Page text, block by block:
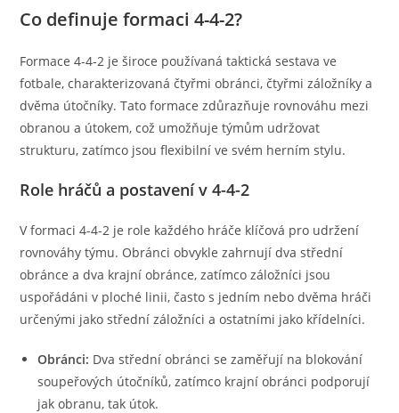
Co definuje formaci 4-4-2?
Formace 4-4-2 je široce používaná taktická sestava ve
fotbale, charakterizovaná čtyřmi obránci, čtyřmi záložníky a
dvěma útočníky. Tato formace zdůrazňuje rovnováhu mezi
obranou a útokem, což umožňuje týmům udržovat
strukturu, zatímco jsou flexibilní ve svém herním stylu.
Role hráčů a postavení v 4-4-2
V formaci 4-4-2 je role každého hráče klíčová pro udržení
rovnováhy týmu. Obránci obvykle zahrnují dva střední
obránce a dva krajní obránce, zatímco záložníci jsou
uspořádáni v ploché linii, často s jedním nebo dvěma hráči
určenými jako střední záložníci a ostatními jako křídelníci.
Obránci: Dva střední obránci se zaměřují na blokování
soupeřových útočníků, zatímco krajní obránci podporují
jak obranu, tak útok.